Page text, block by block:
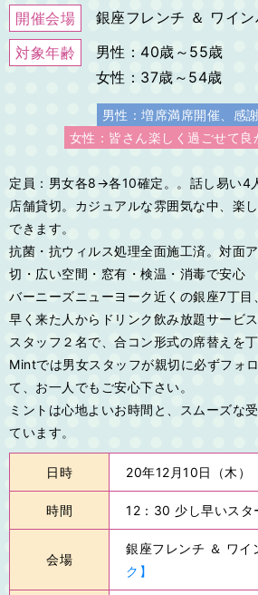
開催会場
銀座フレンチ ＆ ワイ
対象年齢
男性：40歳～55歳
女性：37歳～54歳
男性：増席満席開催、感
女性：皆さん楽しく過ごせて良
定員：男女各8→各10確定。。話し易い4
店舗貸切。カジュアルな雰囲気な中、楽
できます。
抗菌・抗ウィルス処理全面施工済。対面
切・広い空間・窓有・検温・消毒で安心
バーニーズニューヨーク近くの銀座7丁目
早く来た人からドリンク飲み放題サービ
スタッフ２名で、合コン形式の席替えを丁
Mintでは男女スタッフが親切に必ずフォ
て、お一人でもご安心下さい。
ミントは心地よいお時間と、スムーズな
ています。
日時 20年12月10日（木）
時間 12：30 少し早いス
会場
銀座フレンチ ＆ ワイ
ク】